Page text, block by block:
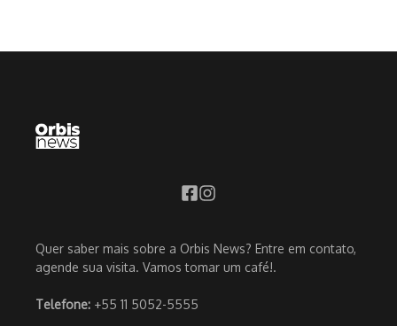
Quer saber mais sobre a Orbis News? Entre em contato,
agende sua visita. Vamos tomar um café!.
Telefone: +55 11 5052-5555